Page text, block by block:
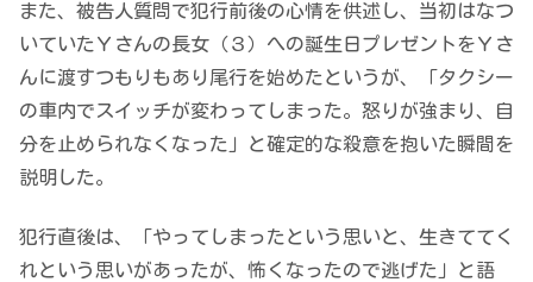
また、被告人質問で犯行前後の心情を供述し、当初はなつ
いていたＹさんの長女（３）への誕生日プレゼントをＹさ
んに渡すつもりもあり尾行を始めたというが、「タクシー
の車内でスイッチが変わってしまった。怒りが強まり、自
分を止められなくなった」と確定的な殺意を抱いた瞬間を
説明した。
犯行直後は、「やってしまったという思いと、生きててく
れという思いがあったが、怖くなったので逃げた」と語